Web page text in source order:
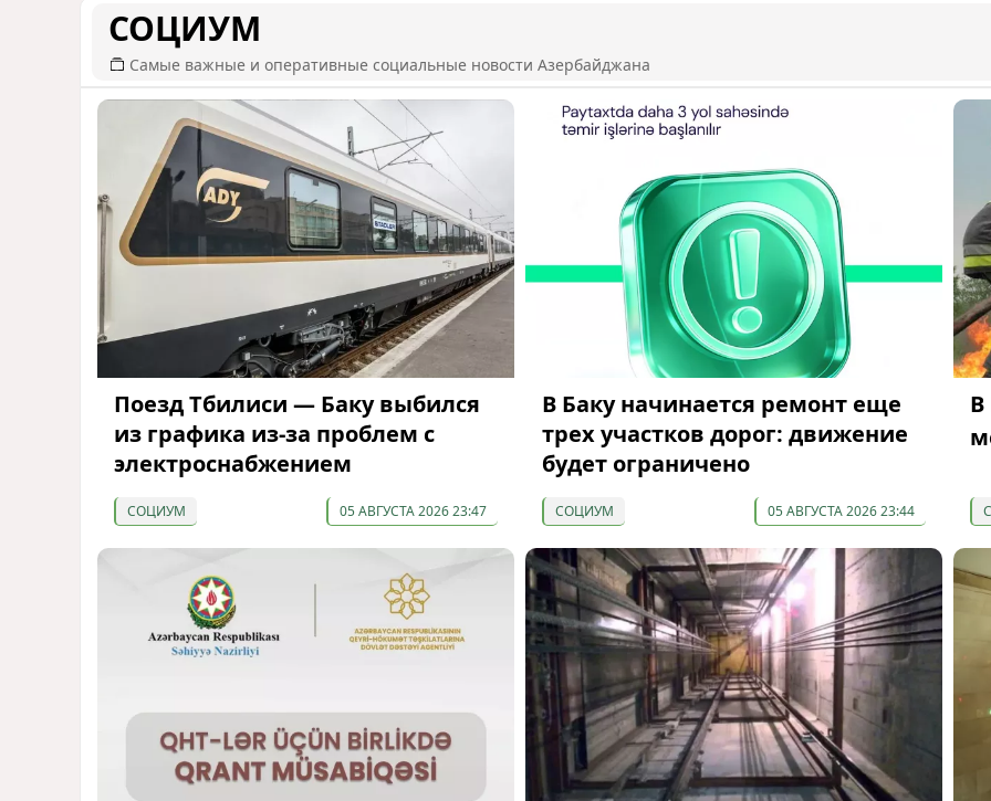
СОЦИУМ
Самые важные и оперативные социальные новости Азербайджана
Поезд Тбилиси — Баку выбился
из графика из-за проблем с
электроснабжением
СОЦИУМ 05 АВГУСТА 2026 23:47
В Баку начинается ремонт еще
трех участков дорог: движение
будет ограничено
СОЦИУМ 05 АВГУСТА 2026 23:44
В